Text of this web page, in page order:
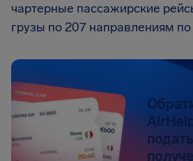
чартерные пассажирские
грузы по 207 направлениям
подать